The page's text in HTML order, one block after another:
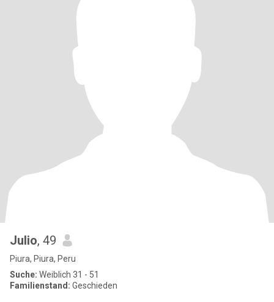
Julio, 49
Piura, Piura, Peru
Suche: Weiblich 31 - 51
Familienstand: Geschieden